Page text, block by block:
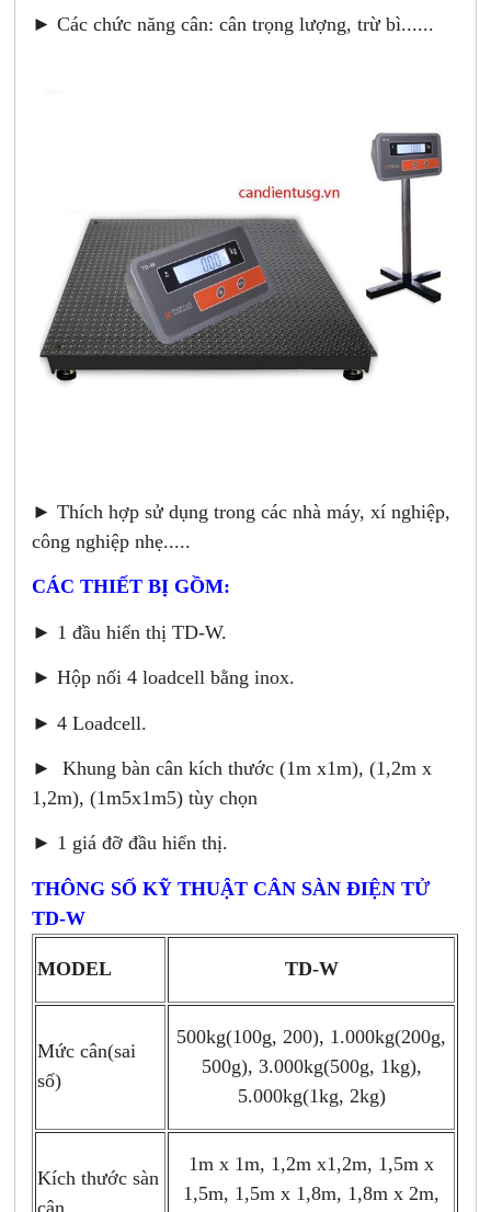
► Các chức năng cân: cân trọng lượng, trừ bì......
► Thích hợp sử dụng trong các nhà máy, xí nghiệp,
công nghiệp nhẹ.....
CÁC THIẾT BỊ GỒM:
► 1 đầu hiển thị TD-W.
► Hộp nối 4 loadcell bằng inox.
► 4 Loadcell.
► Khung bàn cân kích thước (1m x1m), (1,2m x
1,2m), (1m5x1m5) tùy chọn
► 1 giá đỡ đầu hiển thị.
THÔNG SỐ KỸ THUẬT CÂN SÀN ĐIỆN TỬ
TD-W
MODEL TD-W
Mức cân(sai
số)
500kg(100g, 200), 1.000kg(200g,
500g), 3.000kg(500g, 1kg),
5.000kg(1kg, 2kg)
Kích thước sàn
1m x 1m, 1,2m x1,2m, 1,5m x
1,5m, 1,5m x 1,8m, 1,8m x 2m,